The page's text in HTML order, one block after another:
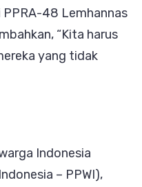
PPRA-48 Lemhannas
“Kita harus
yang tidak
Indonesia
– PPWI),